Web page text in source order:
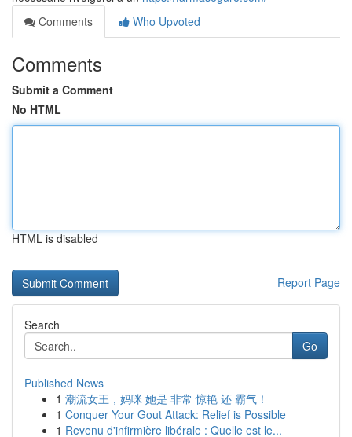
Comments
Who Upvoted
Comments
Submit a Comment
No HTML
HTML is disabled
Report Page
Search
Go
Published News
1 潮流女王，妈咪 她是 非常 惊艳 还 霸气！
1 Conquer Your Gout Attack: Relief is Possible
1 Revenu d'infirmière libérale : Quelle est le...